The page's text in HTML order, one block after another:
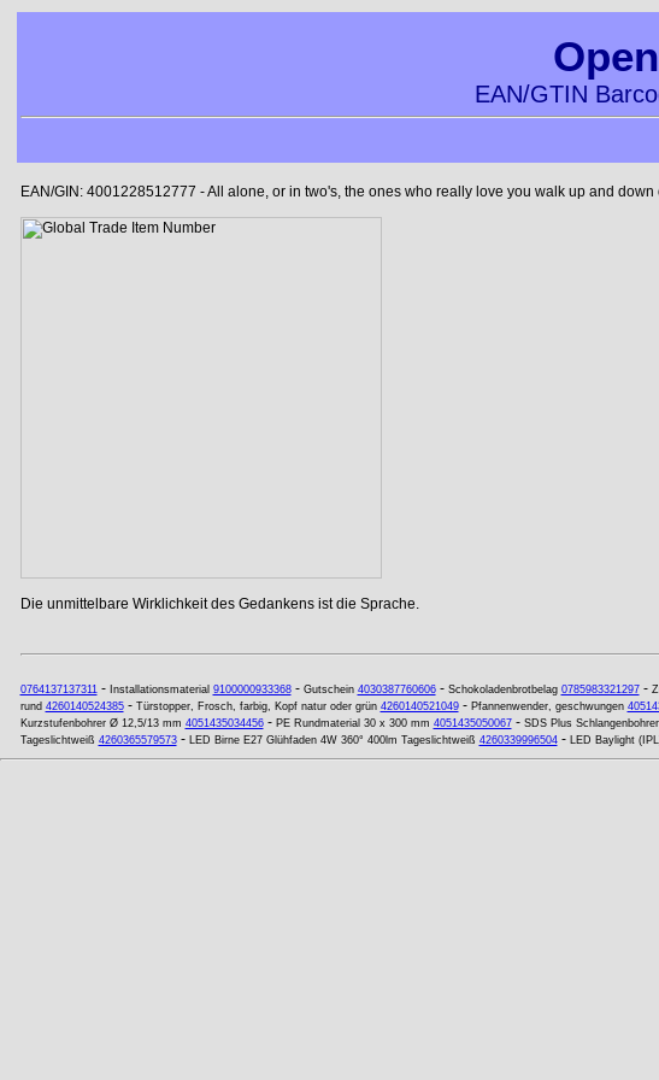
EAN/GTIN
EAN/GIN: 4001228512777 - All alone, or in two's, the ones who really love you walk up and
Die unmittelbare Wirklichkeit des Gedankens ist die Sprache.
0764137137311- Installationsmaterial 9100000933368- Gutschein 4030387760606- Schokoladenbrotbelag 0785983321297-
rund 4260140524385- Türstopper, Frosch, farbig, Kopf natur oder grün 4260140521049- Pfannenwender, geschwungen
Kurzstufenbohrer Ø 12,5/13 mm 4051435034456- PE Rundmaterial 30 x 300 mm 4051435050067- SDS Plus
Tageslichtweiß 4260365579573- LED Birne E27 Glühfaden 4W 360° 400lm Tageslichtweiß 4260339996504- LED Baylight